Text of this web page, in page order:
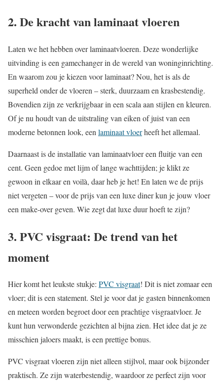
2. De kracht van laminaat vloeren
Laten we het hebben over laminaatvloeren. Deze wonderlijke
uitvinding is een gamechanger in de wereld van woninginrichting.
En waarom zou je kiezen voor laminaat? Nou, het is als de
superheld onder de vloeren – sterk, duurzaam en krasbestendig.
Bovendien zijn ze verkrijgbaar in een scala aan stijlen en kleuren.
Of je nu houdt van de uitstraling van eiken of juist van een
moderne betonnen look, een laminaat vloerheeft het allemaal.
Daarnaast is de installatie van laminaatvloer een fluitje van een
cent. Geen gedoe met lijm of lange wachttijden; je klikt ze
gewoon in elkaar en voilà, daar heb je het! En laten we de prijs
niet vergeten – voor de prijs van een luxe diner kun je jouw vloer
een make-over geven. Wie zegt dat luxe duur hoeft te zijn?
3. PVC visgraat: De trend van het
moment
Hier komt het leukste stukje: PVC visgraat! Dit is niet zomaar een
vloer; dit is een statement. Stel je voor dat je gasten binnenkomen
en meteen worden begroet door een prachtige visgraatvloer. Je
kunt hun verwonderde gezichten al bijna zien. Het idee dat je ze
misschien jaloers maakt, is een prettige bonus.
PVC visgraat vloeren zijn niet alleen stijlvol, maar ook bijzonder
praktisch. Ze zijn waterbestendig, waardoor ze perfect zijn voor